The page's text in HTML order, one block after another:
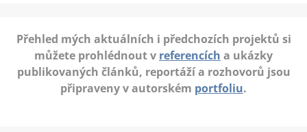
Přehled mých aktuálních i předchozích projektů si
můžete prohlédnout v referencích a ukázky
publikovaných článků, reportáží a rozhovorů jsou
připraveny v autorském portfoliu.